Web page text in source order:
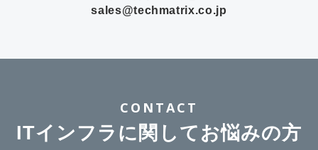
sales@techmatrix.co.jp
CONTACT
ITインフラに関してお悩みの方